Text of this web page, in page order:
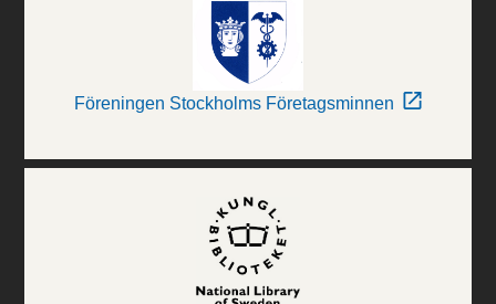
Föreningen Stockholms Företagsminnen